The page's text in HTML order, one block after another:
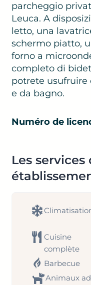
parcheggio
Leuca. A
letto, una
schermo piatto,
forno a
completo di
potrete usufruire
e da bagno.
Numéro de
Les
Cuisine
complète
Barbecue
Animaux